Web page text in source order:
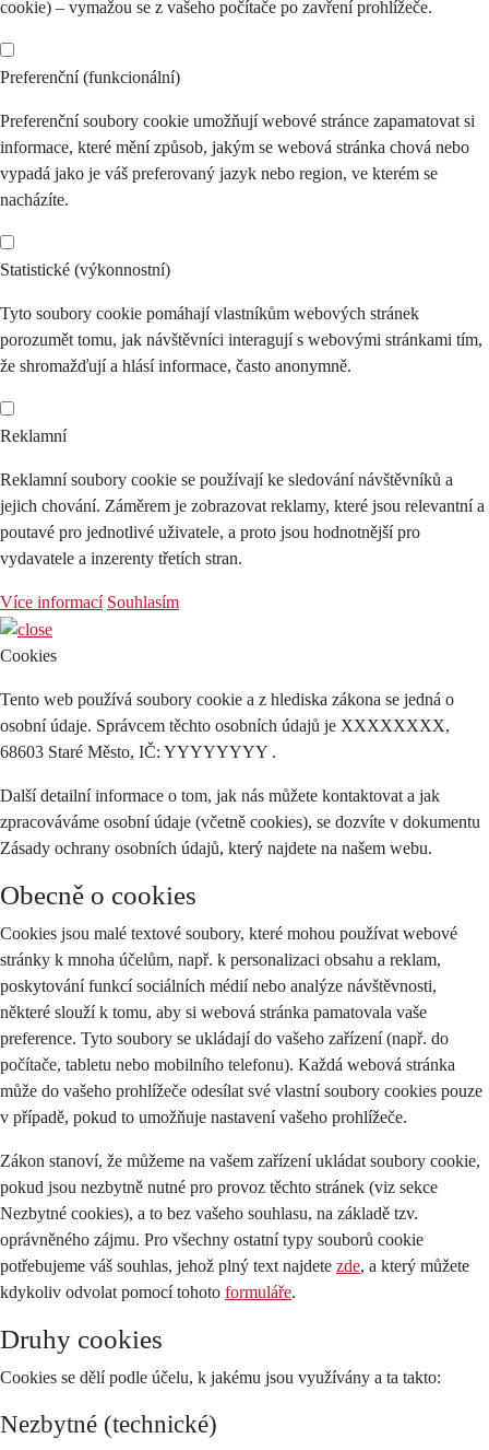
cookie) – vymažou se z vašeho počítače po zavření prohlížeče.
Preferenční (funkcionální)
Preferenční soubory cookie umožňují webové stránce zapamatovat si
informace, které mění způsob, jakým se webová stránka chová nebo
vypadá jako je váš preferovaný jazyk nebo region, ve kterém se
nacházíte.
Statistické (výkonnostní)
Tyto soubory cookie pomáhají vlastníkům webových stránek
porozumět tomu, jak návštěvníci interagují s webovými stránkami tím,
že shromažďují a hlásí informace, často anonymně.
Reklamní
Reklamní soubory cookie se používají ke sledování návštěvníků a
jejich chování. Záměrem je zobrazovat reklamy, které jsou relevantní a
poutavé pro jednotlivé uživatele, a proto jsou hodnotnější pro
vydavatele a inzerenty třetích stran.
Více informací Souhlasím
Cookies
Tento web používá soubory cookie a z hlediska zákona se jedná o
osobní údaje. Správcem těchto osobních údajů je XXXXXXXX,
68603 Staré Město, IČ: YYYYYYYY .
Další detailní informace o tom, jak nás můžete kontaktovat a jak
zpracováváme osobní údaje (včetně cookies), se dozvíte v dokumentu
Zásady ochrany osobních údajů, který najdete na našem webu.
Obecně o cookies
Cookies jsou malé textové soubory, které mohou používat webové
stránky k mnoha účelům, např. k personalizaci obsahu a reklam,
poskytování funkcí sociálních médií nebo analýze návštěvnosti,
některé slouží k tomu, aby si webová stránka pamatovala vaše
preference. Tyto soubory se ukládají do vašeho zařízení (např. do
počítače, tabletu nebo mobilního telefonu). Každá webová stránka
může do vašeho prohlížeče odesílat své vlastní soubory cookies pouze
v případě, pokud to umožňuje nastavení vašeho prohlížeče.
Zákon stanoví, že můžeme na vašem zařízení ukládat soubory cookie,
pokud jsou nezbytně nutné pro provoz těchto stránek (viz sekce
Nezbytné cookies), a to bez vašeho souhlasu, na základě tzv.
oprávněného zájmu. Pro všechny ostatní typy souborů cookie
potřebujeme váš souhlas, jehož plný text najdete zde, a který můžete
kdykoliv odvolat pomocí tohoto formuláře.
Druhy cookies
Cookies se dělí podle účelu, k jakému jsou využívány a ta takto:
Nezbytné (technické)